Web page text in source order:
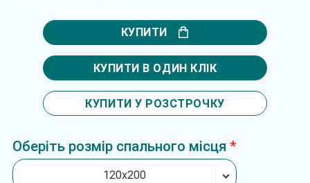
КУПИТИ
КУПИТИ В ОДИН КЛІК
КУПИТИ У РОЗСТРОЧКУ
Оберіть розмір спального місця
120х200